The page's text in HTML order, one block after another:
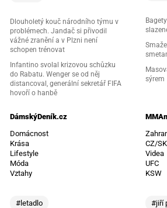
Dlouholetý kouč národního týmu v
problémech. Jandač si přivodil
vážné zranění a v Plzni není
schopen trénovat
Infantino svolal krizovou schůzku
do Rabatu. Wenger se od něj
distancoval, generální sekretář FIFA
hovoří o hanbě
sýrem
DámskýDeník.cz
Domácnost
Krása
Lifestyle
Móda
Vztahy
#letadlo
CZ/
Videa
UFC
KSW
#jiří